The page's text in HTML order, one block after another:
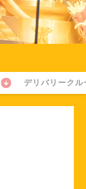
デリバリークル